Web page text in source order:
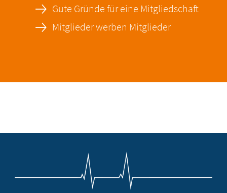
Gute Gründe für eine Mitgliedschaft
Mitglieder werben Mitglieder